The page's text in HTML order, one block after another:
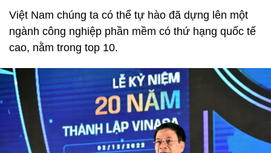
Việt Nam chúng ta có thể tự hào đã dựng lên một
ngành công nghiệp phần mềm có thứ hạng quốc tế
cao, nằm trong top 10.